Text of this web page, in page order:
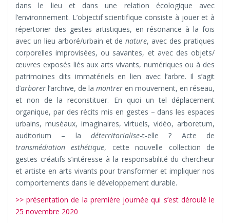
dans le lieu et dans une relation écologique avec
l’environnement. L’objectif scientifique consiste à jouer et à
répertorier des gestes artistiques, en résonance à la fois
avec un lieu arboré/urbain et denature, avec des pratiques
corporelles improvisées, ou savantes, et avec des objets/
œuvres exposés liés aux arts vivants, numériques ou à des
patrimoines dits immatériels en lien avec l’arbre. Il s’agit
d’arborer l’archive, de la montrer en mouvement, en réseau,
et non de la reconstituer. En quoi un tel déplacement
organique, par des récits mis en gestes – dans les espaces
urbains, muséaux, imaginaires, virtuels, vidéo, arboretum,
auditorium – la déterritorialise-t-elle ? Acte de
transmédiation esthétique, cette nouvelle collection de
gestes créatifs s’intéresse à la responsabilité du chercheur
et artiste en arts vivants pour transformer et impliquer nos
comportements dans le développement durable.
>> présentation de la première journée qui s’est déroulé le
25 novembre 2020